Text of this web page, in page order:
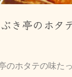
き亭のホタ
のホタテの味た